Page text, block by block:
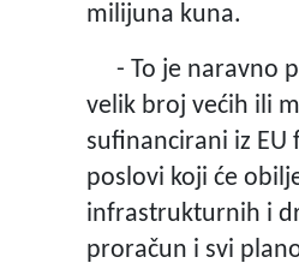
milijuna kuna.
- To je naravno
velik broj većih ili
sufinancirani iz
poslovi koji će
infrastrukturnih i
proračun i svi